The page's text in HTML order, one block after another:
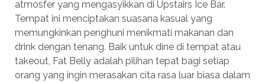
atmosfer yang mengasyikkan di Upstairs Ice Bar.
Tempat ini menciptakan suasana kasual yang
memungkinkan penghuni menikmati makanan dan
drink dengan tenang. Baik untuk dine di tempat atau
takeout, Fat Belly adalah pilihan tepat bagi setiap
orang yang ingin merasakan cita rasa luar biasa dalam